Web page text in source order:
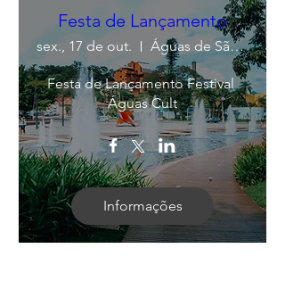
Festa de Lançamento
sex., 17 de out. Águas de São Pedro
Festa de Lançamento Festival
Águas Cult
Informações